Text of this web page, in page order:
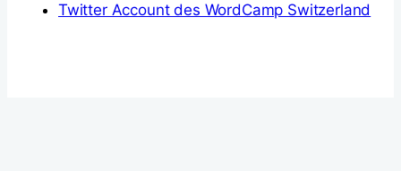
Twitter Account des WordCamp Switzerland